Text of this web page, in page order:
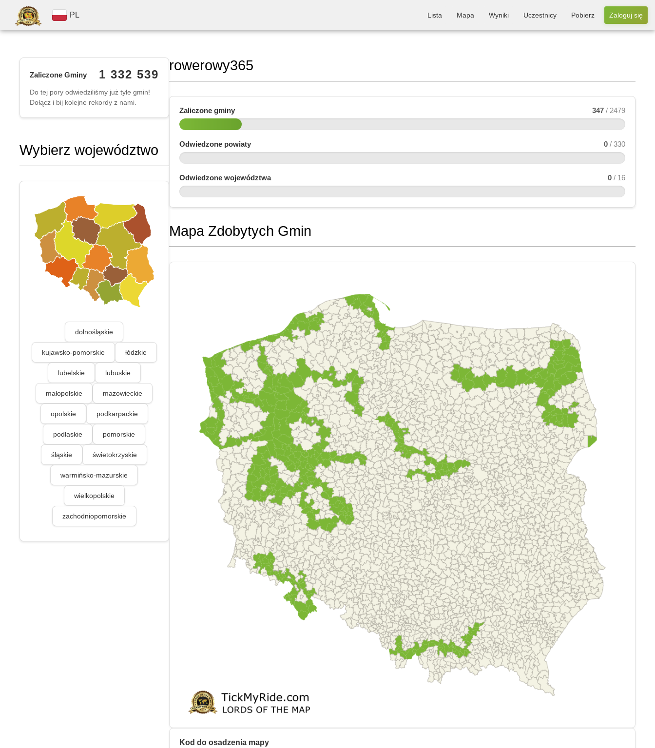
PL Lista Mapa Wyniki Uczestnicy Pobierz Zaloguj się
Zaliczone Gminy 1 332 539
Do tej pory odwiedziliśmy już tyle gmin!
Dołącz i bij kolejne rekordy z nami.
Wybierz województwo
dolnośląskie
kujawsko-pomorskie łódzkie
lubelskie lubuskie
małopolskie mazowieckie
opolskie podkarpackie
podlaskie pomorskie
śląskie świetokrzyskie
warmińsko-mazurskie
wielkopolskie
zachodniopomorskie
rowerowy365
Zaliczone gminy 347 / 2479
Odwiedzone powiaty 0 / 330
Odwiedzone województwa 0 / 16
Mapa Zdobytych Gmin
Kod do osadzenia mapy